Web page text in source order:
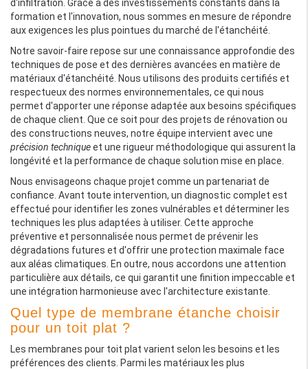
d'infiltration. Grâce à des investissements constants dans la
formation et l'innovation, nous sommes en mesure de répondre
aux exigences les plus pointues du marché de l'étanchéité.
Notre savoir-faire repose sur une connaissance approfondie des
techniques de pose et des dernières avancées en matière de
matériaux d'étanchéité. Nous utilisons des produits certifiés et
respectueux des normes environnementales, ce qui nous
permet d'apporter une réponse adaptée aux besoins spécifiques
de chaque client. Que ce soit pour des projets de rénovation ou
des constructions neuves, notre équipe intervient avec une
précision techniqueet une rigueur méthodologique qui assurent la
longévité et la performance de chaque solution mise en place.
Nous envisageons chaque projet comme un partenariat de
confiance. Avant toute intervention, un diagnostic complet est
effectué pour identifier les zones vulnérables et déterminer les
techniques les plus adaptées à utiliser. Cette approche
préventive et personnalisée nous permet de prévenir les
dégradations futures et d'offrir une protection maximale face
aux aléas climatiques. En outre, nous accordons une attention
particulière aux détails, ce qui garantit une finition impeccable et
une intégration harmonieuse avec l'architecture existante.
Quel type de membrane étanche choisir
pour un toit plat ?
Les membranes pour toit plat varient selon les besoins et les
préférences des clients. Parmi les matériaux les plus